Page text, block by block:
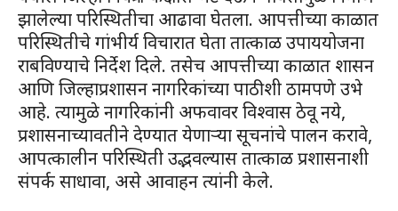
झालेल्या परिस्थितीचा आढावा घेतला. आपत्तीच्या काळात
परिस्थितीचे गांभीर्य विचारात घेता तात्काळ उपाययोजना
राबविण्याचे निर्देश दिले. तसेच आपत्तीच्या काळात शासन
आणि जिल्हाप्रशासन नागरिकांच्या पाठीशी ठामपणे उभे
आहे. त्यामुळे नागरिकांनी अफवावर विश्वास ठेवू नये,
प्रशासनाच्यावतीने देण्यात येणाऱ्या सूचनांचे पालन करावे,
आपत्कालीन परिस्थिती उद्भवल्यास तात्काळ प्रशासनाशी
संपर्क साधावा, असे आवाहन त्यांनी केले.